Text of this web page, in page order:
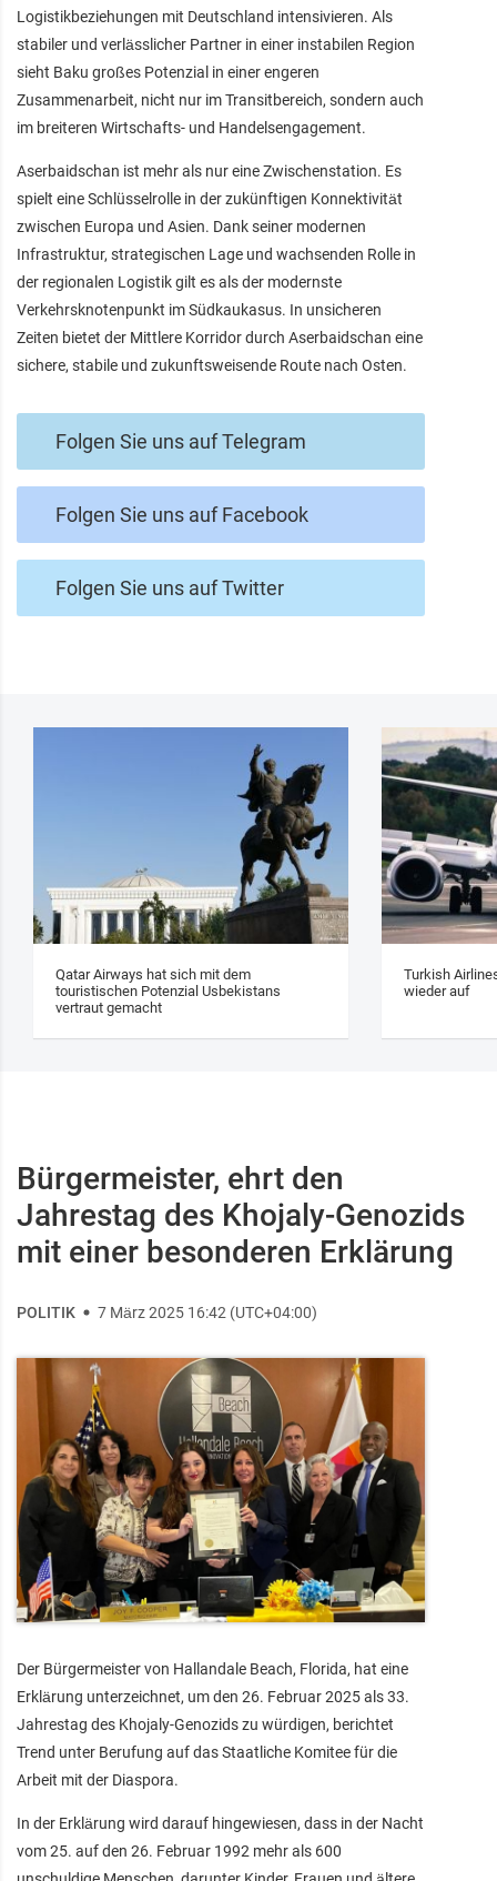
Logistikbeziehungen mit Deutschland intensivieren. Als
stabiler und verlässlicher Partner in einer instabilen Region
sieht Baku großes Potenzial in einer engeren
Zusammenarbeit, nicht nur im Transitbereich, sondern auch
im breiteren Wirtschafts- und Handelsengagement.
Aserbaidschan ist mehr als nur eine Zwischenstation. Es
spielt eine Schlüsselrolle in der zukünftigen Konnektivität
zwischen Europa und Asien. Dank seiner modernen
Infrastruktur, strategischen Lage und wachsenden Rolle in
der regionalen Logistik gilt es als der modernste
Verkehrsknotenpunkt im Südkaukasus. In unsicheren
Zeiten bietet der Mittlere Korridor durch Aserbaidschan eine
sichere, stabile und zukunftsweisende Route nach Osten.
Folgen Sie uns auf Telegram
Folgen Sie uns auf Facebook
Folgen Sie uns auf Twitter
Qatar Airways hat sich mit dem
touristischen Potenzial Usbekistans
vertraut gemacht
Turkish
wieder auf
Bürgermeister, ehrt den
Jahrestag des Khojaly-Genozids
mit einer besonderen Erklärung
POLITIK 7 März 2025 16:42 (UTC+04:00)
Der Bürgermeister von Hallandale Beach, Florida, hat eine
Erklärung unterzeichnet, um den 26. Februar 2025 als 33.
Jahrestag des Khojaly-Genozids zu würdigen, berichtet
Trend unter Berufung auf das Staatliche Komitee für die
Arbeit mit der Diaspora.
In der Erklärung wird darauf hingewiesen, dass in der Nacht
vom 25. auf den 26. Februar 1992 mehr als 600